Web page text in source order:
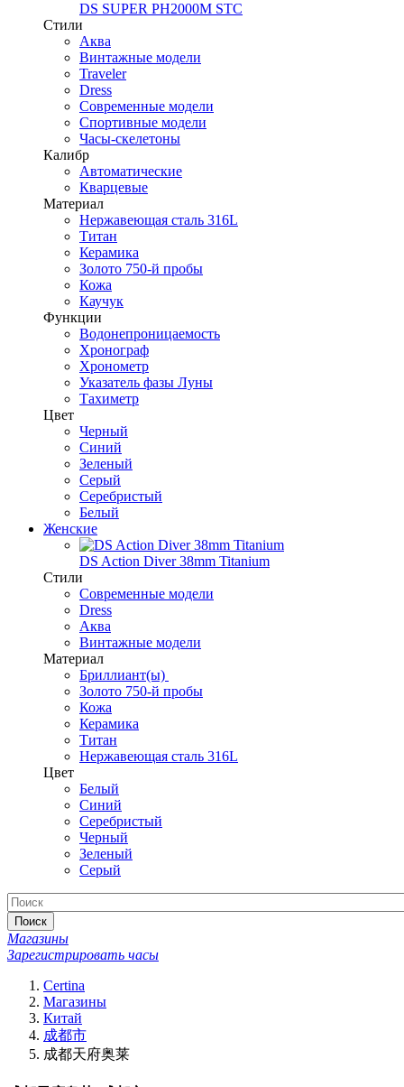
DS SUPER PH2000M STC
Стили
Аква
Винтажные модели
Traveler
Dress
Современные модели
Спортивные модели
Часы-скелетоны
Калибр
Автоматические
Кварцевые
Материал
Нержавеющая сталь 316L
Титан
Керамика
Золото 750-й пробы
Кожа
Каучук
Функции
Водонепроницаемость
Хронограф
Хронометр
Указатель фазы Луны
Тахиметр
Цвет
Черный
Синий
Зеленый
Серый
Серебристый
Белый
Женские
DS Action Diver 38mm Titanium
Стили
Современные модели
Dress
Аква
Винтажные модели
Материал
Бриллиант(ы)
Золото 750-й пробы
Кожа
Керамика
Титан
Нержавеющая сталь 316L
Цвет
Белый
Синий
Серебристый
Черный
Зеленый
Серый
Поиск
Магазины
Зарегистрировать часы
Certina
Магазины
Китай
成都市
成都天府奥莱